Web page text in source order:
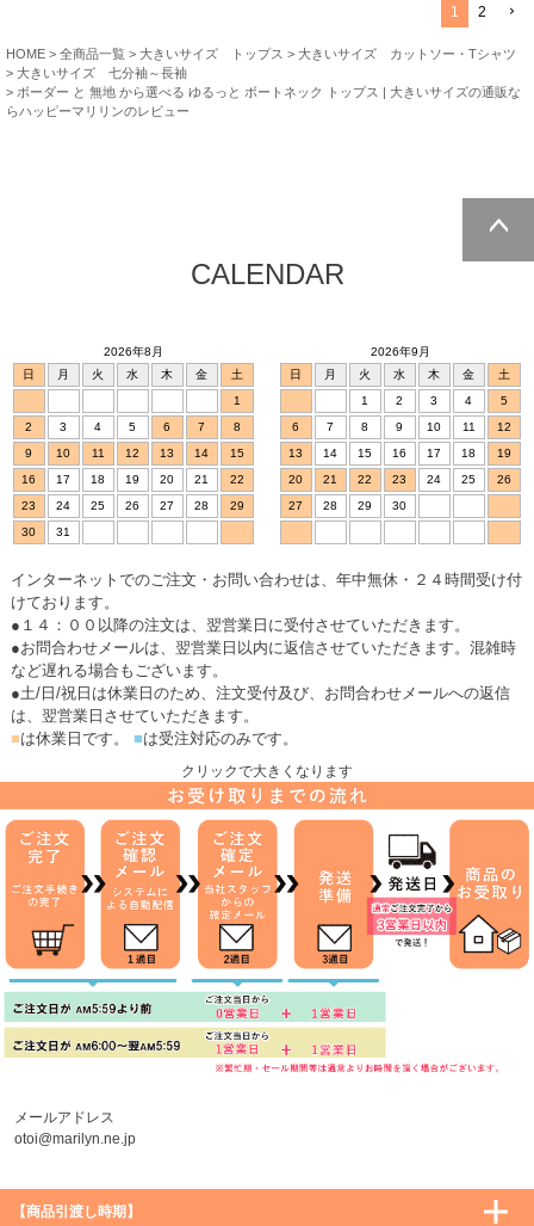
1 2
HOME 全商品一覧 大きいサイズ トップス
大きいサイズ カットソー・Tシャツ
大きいサイズ 七分袖～長袖
ボーダー と 無地 から選べる ゆるっと ボートネック トップス | 大きいサイズの通販な
らハッピーマリリンのレビュー
ページトッ
CALENDAR
2026年8月
日
月 火 水 木 金
土
1
2
3 4 5 6 7
8
9
10 11 12 13 14
15
16
17 18 19 20 21
22
23
24 25 26 27 28
29
30
31
2026年9月
日
月 火 水 木 金
土
1
2 3 4
5
6
7 8 9 10 11
12
13
14 15 16 17 18
19
20
21 22 23 24 25
26
27
28 29 30
インターネットでのご注文・お問い合わせは、年中無休・２４時間受け付
けております。
●１４：００以降の注文は、翌営業日に受付させていただきます。
●お問合わせメールは、翌営業日以内に返信させていただきます。混雑時
など遅れる場合もございます。
●土/日/祝日は休業日のため、注文受付及び、お問合わせメールへの返信
は、翌営業日させていただきます。
■は休業日です。 ■は受注対応のみです。
クリックで大きくなります
メールアドレス
otoi@marilyn.ne.jp
【商品引渡し時期】